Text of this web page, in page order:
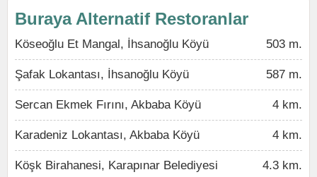
Buraya Alternatif Restoranlar
Köseoğlu Et Mangal, İhsanoğlu Köyü 503 m.
Şafak Lokantası, İhsanoğlu Köyü 587 m.
Sercan Ekmek Fırını, Akbaba Köyü 4 km.
Karadeniz Lokantası, Akbaba Köyü 4 km.
Köşk Birahanesi, Karapınar Belediyesi 4.3 km.